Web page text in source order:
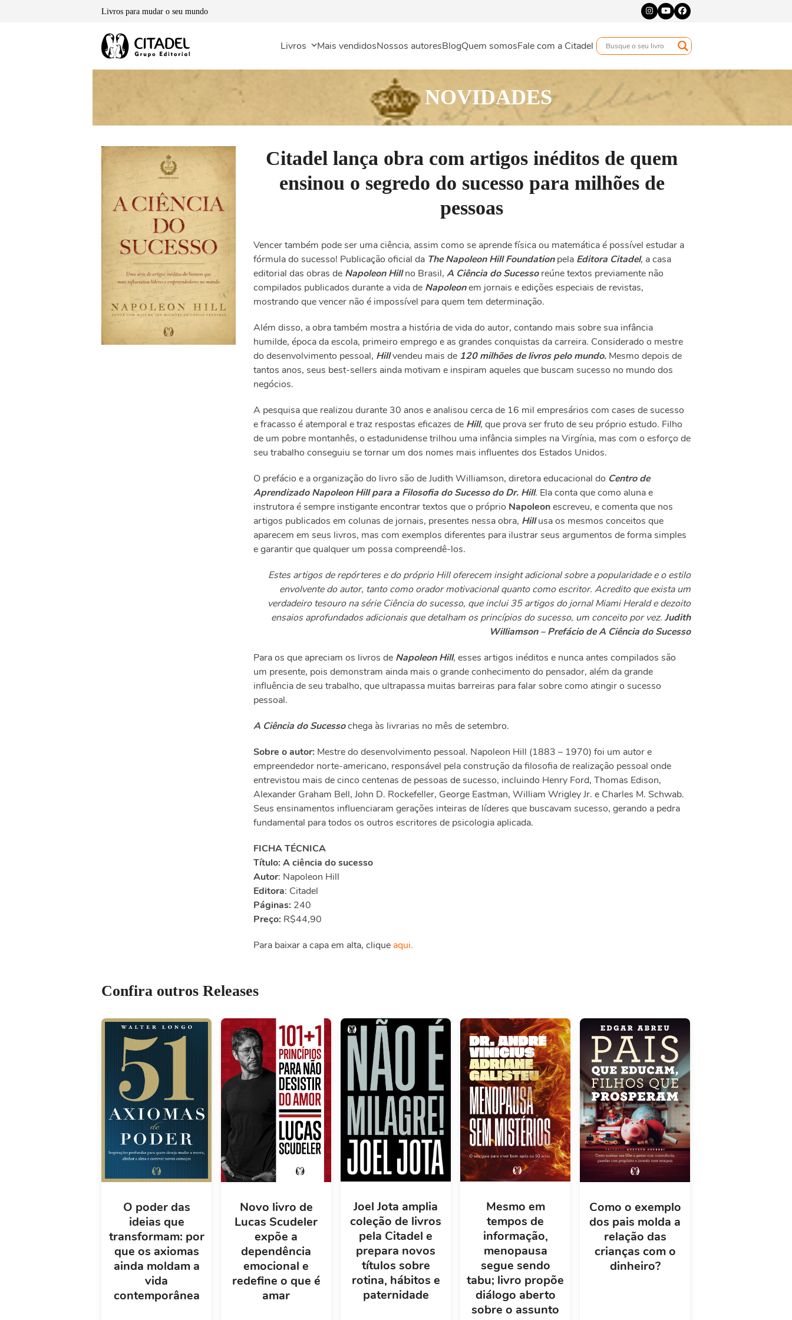
Livros para mudar o seu mundo Instagram
YouTubeFacebook
Livros Mais vendidosNossos autoresBlogQuem somosFale com a Citadel
NOVIDADES
Citadel lança obra com artigos inéditos de quem
ensinou o segredo do sucesso para milhões de
pessoas
Vencer também pode ser uma ciência, assim como se aprende física ou matemática é possível estudar a
fórmula do sucesso! Publicação oficial da The Napoleon Hill Foundationpela Editora Citadel, a casa
editorial das obras de Napoleon Hillno Brasil, A Ciência do Sucessoreúne textos previamente não
compilados publicados durante a vida de Napoleonem jornais e edições especiais de revistas,
mostrando que vencer não é impossível para quem tem determinação.
Além disso, a obra também mostra a história de vida do autor, contando mais sobre sua infância
humilde, época da escola, primeiro emprego e as grandes conquistas da carreira. Considerado o mestre
do desenvolvimento pessoal, Hillvendeu mais de 120 milhões de livros pelo mundo. Mesmo depois de
tantos anos, seus best-sellers ainda motivam e inspiram aqueles que buscam sucesso no mundo dos
negócios.
A pesquisa que realizou durante 30 anos e analisou cerca de 16 mil empresários com cases de sucesso
e fracasso é atemporal e traz respostas eficazes deHill, que prova ser fruto de seu próprio estudo. Filho
de um pobre montanhês, o estadunidense trilhou uma infância simples na Virgínia, mas com o esforço de
seu trabalho conseguiu se tornar um dos nomes mais influentes dos Estados Unidos.
O prefácio e a organização do livro são de Judith Williamson, diretora educacional do Centro de
Aprendizado Napoleon Hill para a Filosofia do Sucesso do Dr. Hill. Ela conta que como aluna e
instrutora é sempre instigante encontrar textos que o próprio Napoleonescreveu, e comenta que nos
artigos publicados em colunas de jornais, presentes nessa obra, Hillusa os mesmos conceitos que
aparecem em seus livros, mas com exemplos diferentes para ilustrar seus argumentos de forma simples
e garantir que qualquer um possa compreendê-los.
Estes artigos de repórteres e do próprio Hill oferecem insight adicional sobre a popularidade e o estilo
envolvente do autor, tanto como orador motivacional quanto como escritor. Acredito que exista um
verdadeiro tesouro na série Ciência do sucesso, que inclui 35 artigos do jornal Miami Herald e dezoito
ensaios aprofundados adicionais que detalham os princípios do sucesso, um conceito por vez. Judith
Williamson – Prefácio de A Ciência do Sucesso
Para os que apreciam os livros de Napoleon Hill, esses artigos inéditos e nunca antes compilados são
um presente, pois demonstram ainda mais o grande conhecimento do pensador, além da grande
influência de seu trabalho, que ultrapassa muitas barreiras para falar sobre como atingir o sucesso
pessoal.
A Ciência do Sucessochega às livrarias no mês de setembro.
Sobre o autor: Mestre do desenvolvimento pessoal. Napoleon Hill (1883 – 1970) foi um autor e
empreendedor norte-americano, responsável pela construção da filosofia de realização pessoal onde
entrevistou mais de cinco centenas de pessoas de sucesso, incluindo Henry Ford, Thomas Edison,
Alexander Graham Bell, John D. Rockefeller, George Eastman, William Wrigley Jr. e Charles M. Schwab.
Seus ensinamentos influenciaram gerações inteiras de líderes que buscavam sucesso, gerando a pedra
fundamental para todos os outros escritores de psicologia aplicada.
FICHA TÉCNICA
Título: A ciência do sucesso
Autor: Napoleon Hill
Editora: Citadel
Páginas: 240
Preço: R$44,90
Para baixar a capa em alta, clique aqui.
Confira outros Releases
O poder das
ideias que
transformam: por
que os axiomas
ainda moldam a
vida
contemporânea
Novo livro de
Lucas Scudeler
expõe a
dependência
emocional e
redefine o que é
amar
Joel Jota amplia
coleção de livros
pela Citadel e
prepara novos
títulos sobre
rotina, hábitos e
paternidade
Mesmo em
tempos de
informação,
menopausa
segue sendo
tabu; livro propõe
diálogo aberto
sobre o assunto
Como o exemplo
dos pais molda a
relação das
crianças com o
dinheiro?